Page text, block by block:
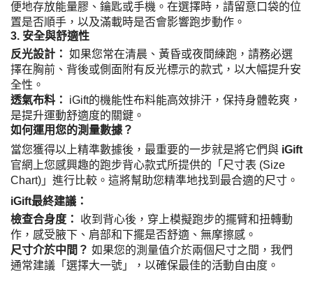
便地存放能量膠、鑰匙或手機。在選擇時，請留意口袋的位
置是否順手，以及滿載時是否會影響跑步動作。
3. 安全與舒適性
反光設計： 如果您常在清晨、黃昏或夜間練跑，請務必選
擇在胸前、背後或側面附有反光標示的款式，以大幅提升安
全性。
透氣布料：
iGift的機能性布料能高效排汗，保持身體乾爽，
是提升運動舒適度的關鍵。
如何運用您的測量數據？
當您獲得以上精準數據後，最重要的一步就是將它們與 iGift
官網上您感興趣的跑步背心款式所提供的「尺寸表 (Size
Chart)」進行比較。這將幫助您精準地找到最合適的尺寸。
iGift最終建議：
檢查合身度：
收到背心後，穿上模擬跑步的擺臂和扭轉動
作，感受腋下、肩部和下擺是否舒適、無摩擦感。
尺寸介於中間？ 如果您的測量值介於兩個尺寸之間，我們
通常建議「選擇大一號」，以確保最佳的活動自由度。